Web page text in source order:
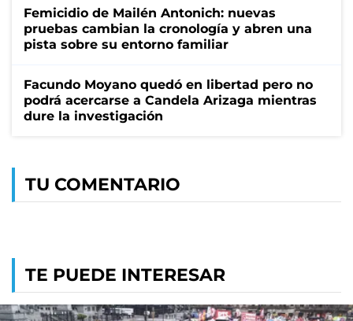
Femicidio de Mailén Antonich: nuevas
pruebas cambian la cronología y abren una
pista sobre su entorno familiar
Facundo Moyano quedó en libertad pero no
podrá acercarse a Candela Arizaga mientras
dure la investigación
TU COMENTARIO
TE PUEDE INTERESAR